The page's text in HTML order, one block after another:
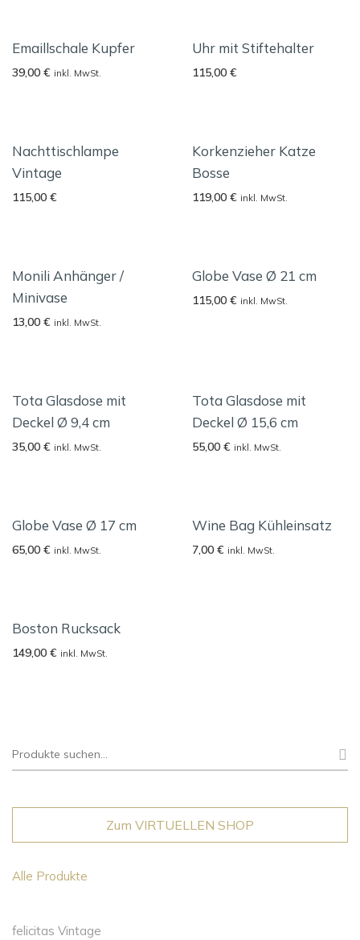
Emaillschale Kupfer
39,00 € inkl. MwSt.
Uhr mit Stiftehalter
115,00 €
Nachttischlampe
Vintage
115,00 €
Korkenzieher Katze
Bosse
119,00 € inkl. MwSt.
Monili Anhänger /
Minivase
13,00 € inkl. MwSt.
Globe Vase Ø 21 cm
115,00 € inkl. MwSt.
Tota Glasdose mit
Deckel Ø 9,4 cm
35,00 € inkl. MwSt.
Tota Glasdose mit
Deckel Ø 15,6 cm
55,00 € inkl. MwSt.
Globe Vase Ø 17 cm
65,00 € inkl. MwSt.
Wine Bag Kühleinsatz
7,00 € inkl. MwSt.
Boston Rucksack
149,00 € inkl. MwSt.
Suche
Zum VIRTUELLEN SHOP
Alle Produkte
felicitas Vintage